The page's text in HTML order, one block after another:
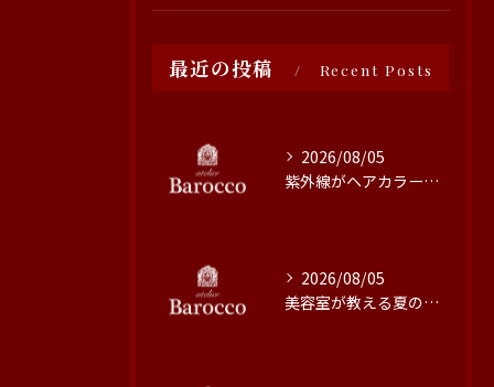
最近の投稿 Recent Posts
2026/08/05
紫外線がヘアカラーに与える影響と対策
2026/08/05
美容室が教える夏の最旬ヘアカラー技術